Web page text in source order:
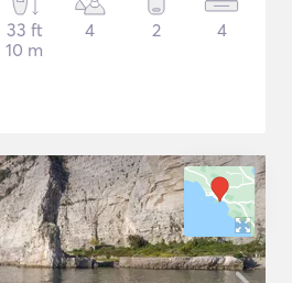
33 ft
10 m
4 2 4